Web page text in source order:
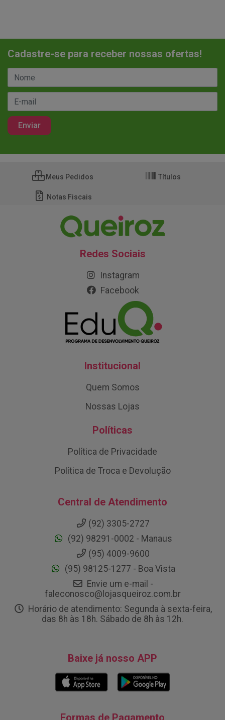
Cadastre-se para receber nossas ofertas!
Meus Pedidos Títulos
Notas Fiscais
Redes Sociais
Instagram
Facebook
Institucional
Quem Somos
Nossas Lojas
Políticas
Política de Privacidade
Política de Troca e Devolução
Central de Atendimento
(92) 3305-2727
(92) 98291-0002 - Manaus
(95) 4009-9600
(95) 98125-1277 - Boa Vista
Envie um e-mail -
faleconosco@lojasqueiroz.com.br
Horário de atendimento: Segunda à sexta-feira,
das 8h às 18h. Sábado de 8h às 12h.
Baixe já nosso APP
Formas de Pagamento